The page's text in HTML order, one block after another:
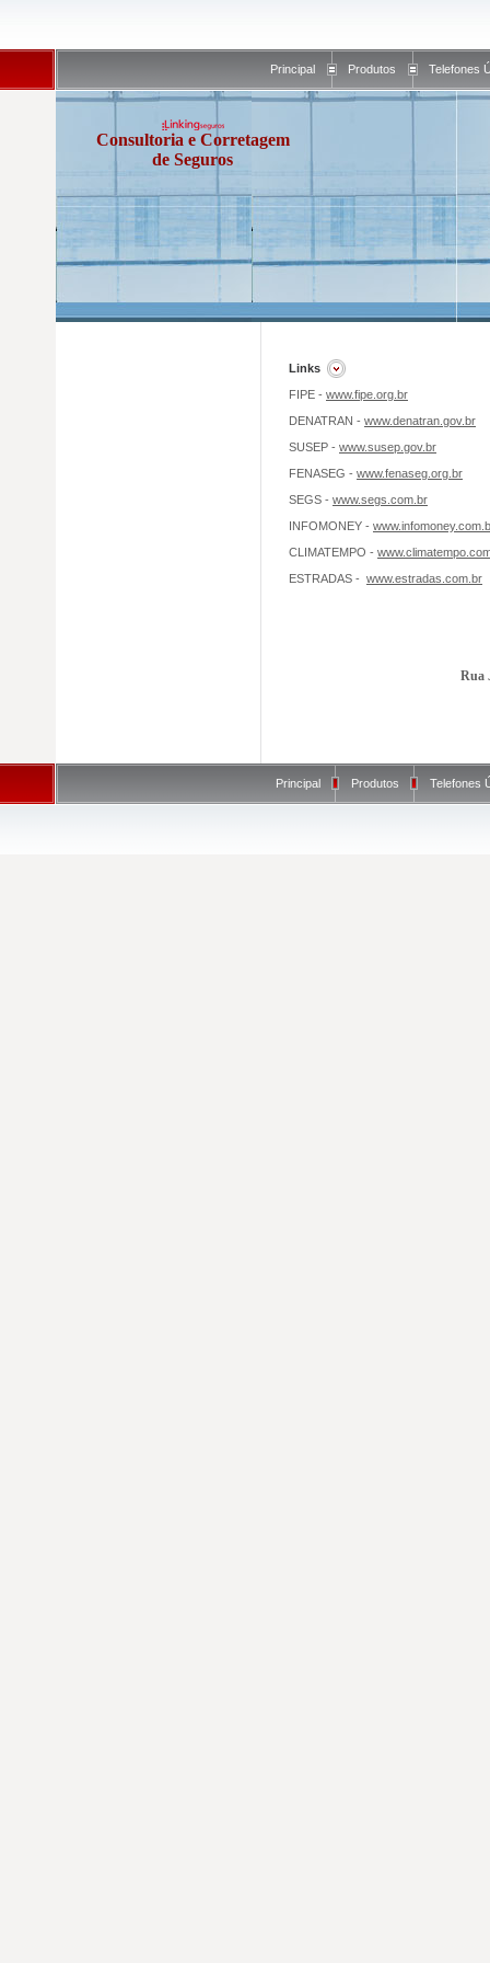
Principal Produtos Telefones
Consultoria e Corretagem
de Seguros
Links
FIPE - www.fipe.org.br
DENATRAN - www.denatran.gov.br
SUSEP - www.susep.gov.br
FENASEG - www.fenaseg.org.br
SEGS - www.segs.com.br
INFOMONEY -
CLIMATEMPO -
ESTRADAS - www.estradas.com.br
Rua
Principal Produtos Telefones